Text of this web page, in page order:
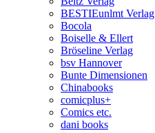
BESTIEunlmt Verlag
Bocola
Boiselle & Ellert
Bröseline Verlag
bsv Hannover
Bunte Dimensionen
Chinabooks
comicplus+
Comics etc.
dani books